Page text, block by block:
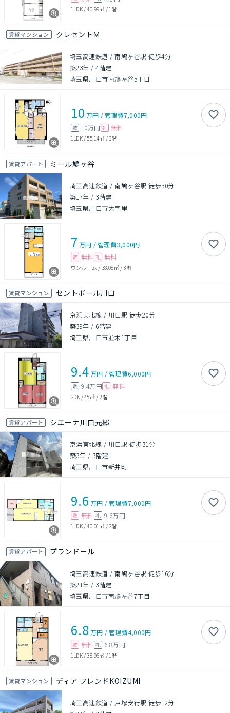
1LDK/40.99㎡ / 1階
賃貸マンション クレセントＭ
埼玉高速鉄道 / 南鳩ヶ谷駅 徒歩4分
築23年 /4階建
埼玉県川口市南鳩ヶ谷5丁目
10 万円 /管理費7,000円
敷 10万円 礼 無料
1LDK/55.14㎡ /3階
賃貸アパート ミール鳩ヶ谷
埼玉高速鉄道 / 南鳩ヶ谷駅 徒歩30分
築17年 / 3階建
埼玉県川口市大字里
7 万円 /管理費3,000円
敷 無料 礼 無料
ワンルーム / 38.08㎡/3階
賃貸マンション セントポール川口
京浜東北線 / 川口駅 徒歩20分
築39年 / 6階建
埼玉県川口市並木1丁目
9.4万円 /管理費6,000円
敷 9.4万円 礼 無料
2DK /45㎡/ 2階
賃貸アパート シエーナ川口元郷
京浜東北線 / 川口駅 徒歩31分
築3年 / 3階建
埼玉県川口市新井町
9.6 万円 /管理費7,000円
敷 無料 礼 9.6万円
1LDK/40.01㎡ / 2階
賃貸アパート プランドール
埼玉高速鉄道 / 南鳩ヶ谷駅 徒歩16分
築21年 / 3階建
埼玉県川口市南鳩ヶ谷7丁目
6.8万円 /管理費4,000円
敷 無料 礼 6.8万円
1LDK/38.96㎡ / 1階
賃貸マンション ディア フレンドKOIZUMI
埼玉高速鉄道 / 戸塚安行駅 徒歩12分